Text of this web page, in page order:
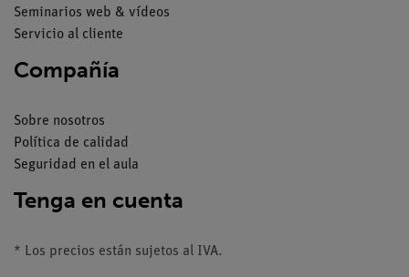
Seminarios web & vídeos
Servicio al cliente
Compañía
Sobre nosotros
Política de calidad
Seguridad en el aula
Tenga en cuenta
* Los precios están sujetos al IVA.